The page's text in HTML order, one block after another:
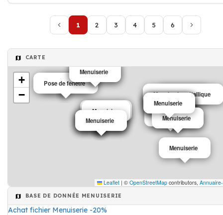
1 2 3 4 5 6
CARTE
Menuiserie
Menuiserie
Menuiserie
menuisier
Pose de fenêtre
Menuiserie métallique
Menuiserie
Menuiserie
Menuiserie
Menuiserie
Menuiserie
Menuiserie
Menuiserie
Menuisier
Menuiserie
Menuiserie
Menuiserie
Menuiserie
Menuiserie
Menuiserie
+
−
Leaflet | © OpenStreetMap contributors,
BASE DE DONNÉE MENUISERIE
Achat fichier Menuiserie -20%